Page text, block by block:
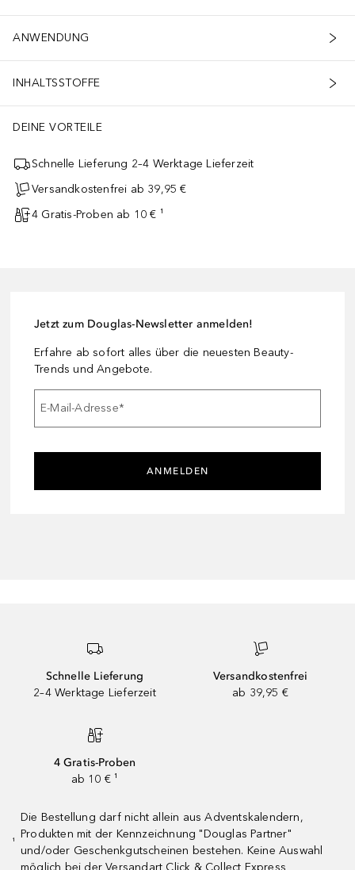
ANWENDUNG
INHALTSSTOFFE
DEINE VORTEILE
Schnelle Lieferung 2–4 Werktage Lieferzeit
Versandkostenfrei ab 39,95 €
4 Gratis-Proben ab 10 € ¹
Jetzt zum Douglas-Newsletter anmelden!
Erfahre ab sofort alles über die neuesten Beauty-
Trends und Angebote.
E-Mail-Adresse*
ANMELDEN
Schnelle Lieferung
2–4 Werktage Lieferzeit
Versandkostenfrei
ab 39,95 €
4 Gratis-Proben
ab 10 € ¹
¹
Die Bestellung darf nicht allein aus Adventskalendern,
Produkten mit der Kennzeichnung "Douglas Partner"
und/oder Geschenkgutscheinen bestehen. Keine Auswahl
möglich bei der Versandart Click & Collect Express